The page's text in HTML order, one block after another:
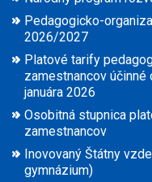
Pedagogicko-
2026/2027
Platové tarify
zamestnancov účinné
januára 2026
Osobitná stupnica
zamestnancov
Inovovaný Štátny
gymnázium)